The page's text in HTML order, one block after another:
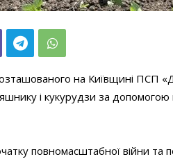
на Київщині ПСП
і кукурудзи за допомогою
повномасштабної війни та